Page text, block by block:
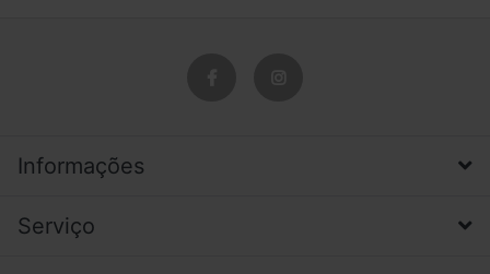
Informações
Serviço